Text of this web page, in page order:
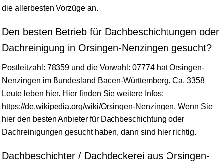
die allerbesten Vorzüge an.
Den besten Betrieb für Dachbeschichtungen oder
Dachreinigung in Orsingen-Nenzingen gesucht?
Postleitzahl: 78359 und die Vorwahl: 07774 hat Orsingen-
Nenzingen im Bundesland Baden-Württemberg. Ca. 3358
Leute leben hier. Hier finden Sie weitere Infos:
https://de.wikipedia.org/wiki/Orsingen-Nenzingen. Wenn Sie
hier den besten Anbieter für Dachbeschichtung oder
Dachreinigungen gesucht haben, dann sind hier richtig.
Dachbeschichter / Dachdeckerei aus Orsingen-